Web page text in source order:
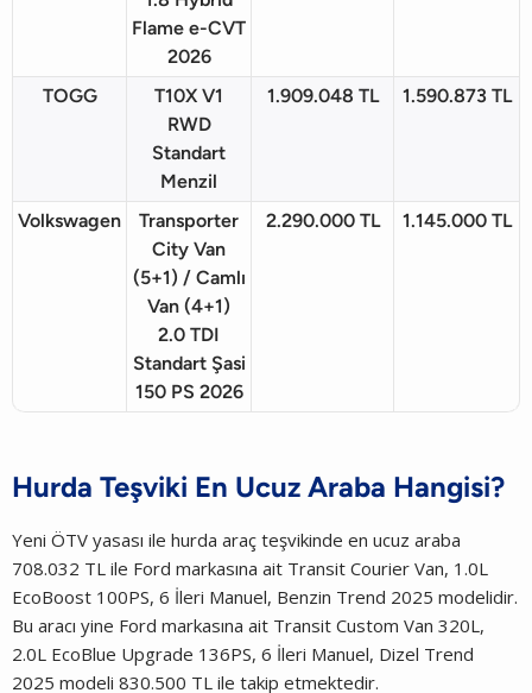
Flame e-CVT
2026
TOGG
T10X V1
RWD
Standart
Menzil
1.909.048 TL 1.590.873 TL
Volkswagen
Transporter
City Van
(5+1) / Camlı
Van (4+1)
2.0 TDI
Standart Şasi
150 PS 2026
2.290.000 TL 1.145.000 TL
Hurda Teşviki En Ucuz Araba Hangisi?
Yeni ÖTV yasası ile hurda araç teşvikinde en ucuz araba
708.032 TL ile Ford markasına ait Transit Courier Van, 1.0L
EcoBoost 100PS, 6 İleri Manuel, Benzin Trend 2025 modelidir.
Bu aracı yine Ford markasına ait Transit Custom Van 320L,
2.0L EcoBlue Upgrade 136PS, 6 İleri Manuel, Dizel Trend
2025 modeli 830.500 TL ile takip etmektedir.